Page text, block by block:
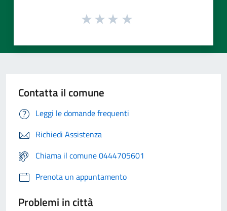
Contatta il comune
Leggi le domande frequenti
Richiedi Assistenza
Chiama il comune 0444705601
Prenota un appuntamento
Problemi in città